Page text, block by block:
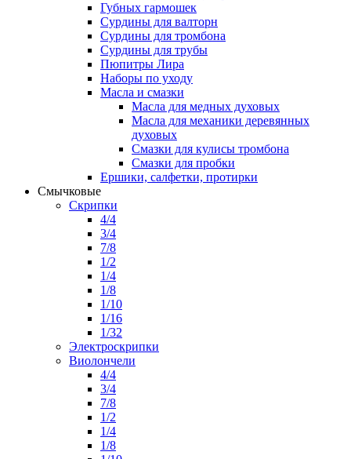
Губных гармошек
Сурдины для валторн
Сурдины для тромбона
Сурдины для трубы
Пюпитры Лира
Наборы по уходу
Масла и смазки
Масла для медных духовых
Масла для механики деревянных
духовых
Смазки для кулисы тромбона
Смазки для пробки
Ершики, салфетки, протирки
Смычковые
Скрипки
4/4
3/4
7/8
1/2
1/4
1/8
1/10
1/16
1/32
Электроскрипки
Виолончели
4/4
3/4
7/8
1/2
1/4
1/8